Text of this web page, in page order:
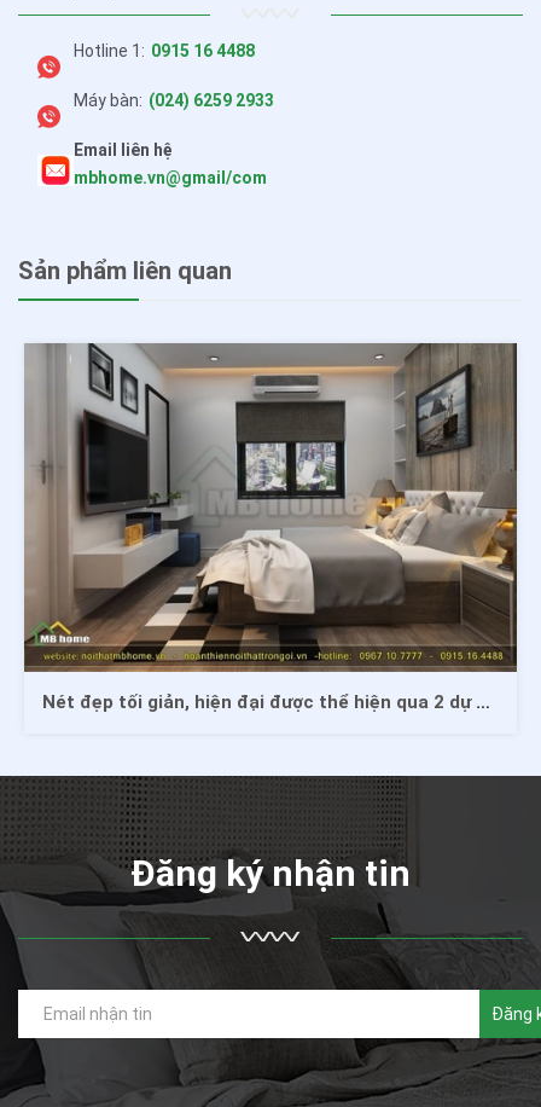
Hotline 1: 0915 16 4488
Máy bàn: (024) 6259 2933
Email liên hệ
mbhome.vn@gmail/com
Sản phẩm liên quan
Đăng ký nhận tin
Đăng